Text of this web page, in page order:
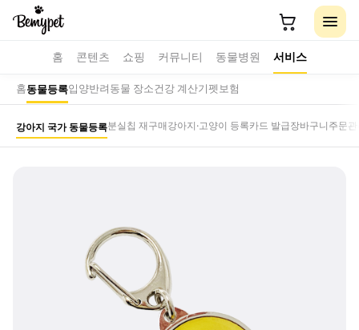
홈 콘텐츠 쇼핑 커뮤니티 동물병원 서비스
홈동물등록입양반려동물 장소건강 계산기펫보험
강아지 국가 동물등록분실칩 재구매강아지·고양이 등록카드 발급장바구니 주문